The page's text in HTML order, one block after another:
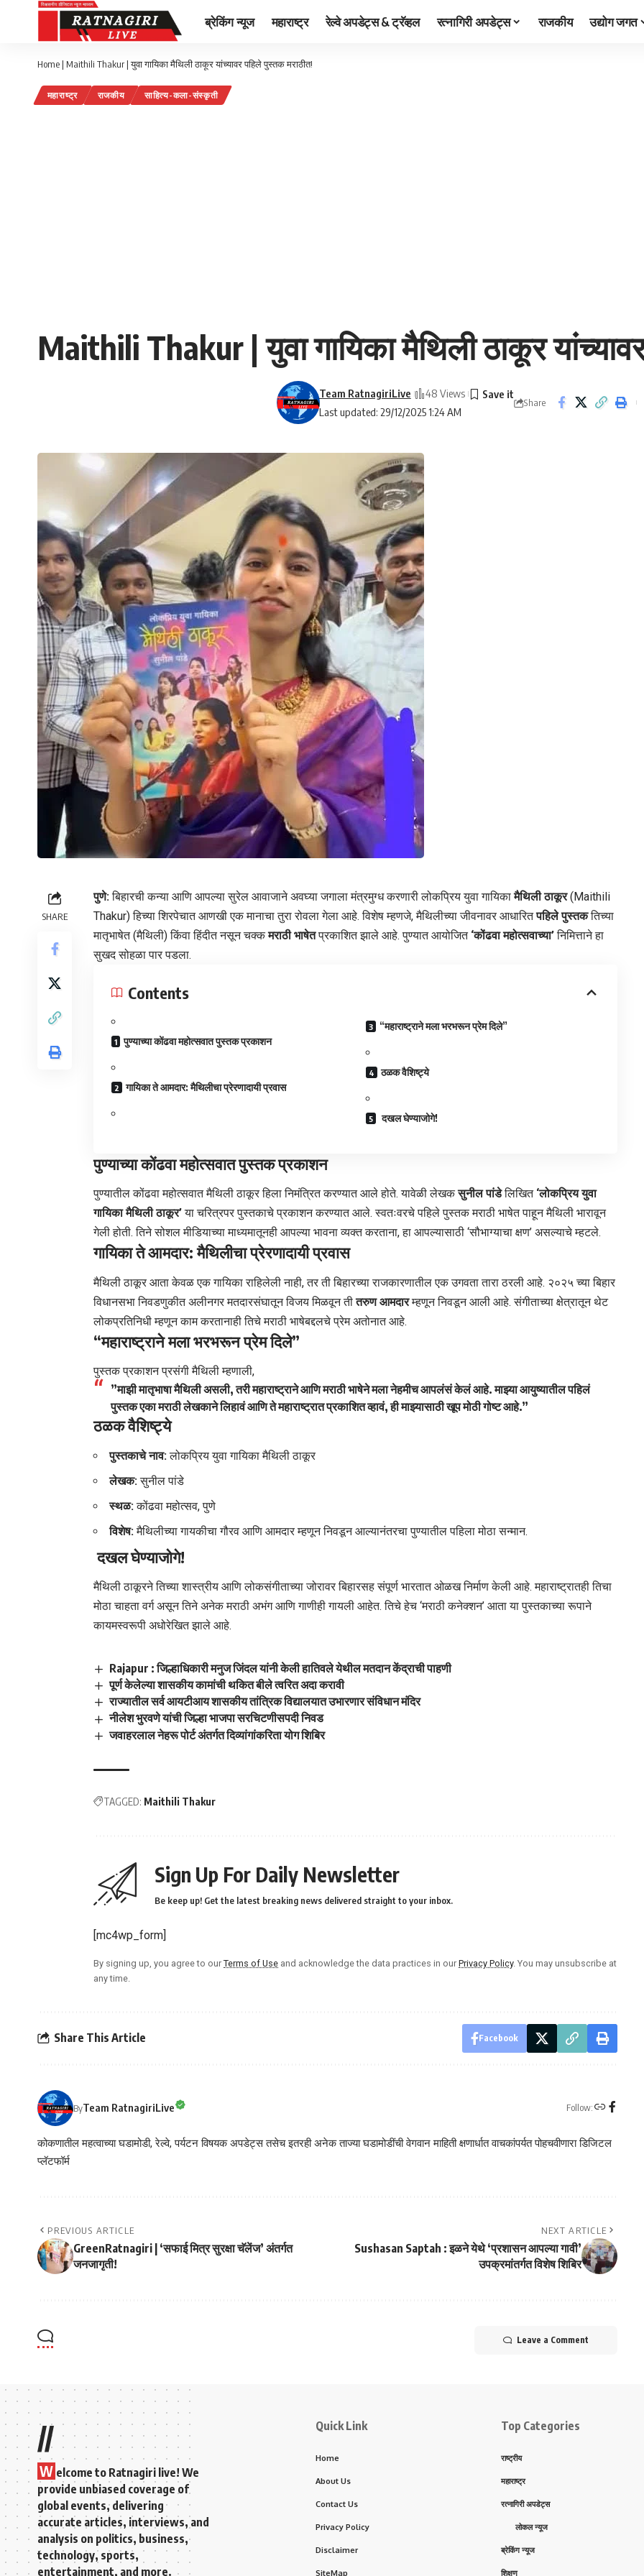
ब्रेकिंग न्यूज महाराष्ट्र रेल्वे अपडेट्स & ट्रॅव्हल रत्नागिरी अपडेट्स राजकीय उद्योग जगत
Home | Maithili Thakur | युवा गायिका मैथिली ठाकूर यांच्यावर पहिले पुस्तक मराठीत!
महाराष्ट्र राजकीय साहित्य-कला-संस्कृती
Maithili Thakur | युवा गायिका मैथिली ठाकूर
Last updated: 29/12/2025 1:24 AM
Team RatnagiriLive 48 Views
Share
SHARE
पुणे:बिहारची कन्या आणि आपल्या सुरेल आवाजाने अवघ्या जगाला मंत्रमुग्ध करणारी लोकप्रिय युवा गायिकामैथिली ठाकूर(Maithili
Thakur) हिच्या शिरपेचात आणखी एक मानाचा तुरा रोवला गेला आहे. विशेष म्हणजे, मैथिलीच्या जीवनावर आधारितपहिले पुस्तकतिच्या
मातृभाषेत (मैथिली) किंवा हिंदीत नसून चक्कमराठी भाषेतप्रकाशित झाले आहे. पुण्यात आयोजित ‘कोंढवा महोत्सवाच्या’निमित्ताने हा
सुखद सोहळा पार पडला.
Contents
​पुण्याच्या कोंढवा महोत्सवात पुस्तक प्रकाशन
​गायिका ते आमदार: मैथिलीचा प्रेरणादायी प्रवास
​“महाराष्ट्राने मला भरभरून प्रेम दिले”
ठळक वैशिष्ट्ये
​ दखल घेण्याजोगे!
पुण्याच्या कोंढवा महोत्सवात पुस्तक प्रकाशन
​पुण्यातील कोंढवा महोत्सवात मैथिली ठाकूर हिला निमंत्रित करण्यात आले होते. यावेळी लेखकसुनील पांडेलिखित ‘लोकप्रिय युवा
गायिका मैथिली ठाकूर’या चरित्रपर पुस्तकाचे प्रकाशन करण्यात आले. स्वतःवरचे पहिले पुस्तक मराठी भाषेत पाहून मैथिली भारावून
गेली होती. तिने सोशल मीडियाच्या माध्यमातूनही आपल्या भावना व्यक्त करताना, हा आपल्यासाठी ‘सौभाग्याचा क्षण’ असल्याचे म्हटले.
गायिका ते आमदार: मैथिलीचा प्रेरणादायी प्रवास
​मैथिली ठाकूर आता केवळ एक गायिका राहिलेली नाही, तर ती बिहारच्या राजकारणातील एक उगवता तारा ठरली आहे. २०२५ च्या बिहार
विधानसभा निवडणुकीत अलीनगर मतदारसंघातून विजय मिळवून तीतरुण आमदारम्हणून निवडून आली आहे. संगीताच्या क्षेत्रातून थेट
लोकप्रतिनिधी म्हणून काम करतानाही तिचे मराठी भाषेबद्दलचे प्रेम अतोनात आहे.
“महाराष्ट्राने मला भरभरून प्रेम दिले”
​पुस्तक प्रकाशन प्रसंगी मैथिली म्हणाली,
​”माझी मातृभाषा मैथिली असली, तरी महाराष्ट्राने आणि मराठी भाषेने मला नेहमीच आपलंसं केलं आहे. माझ्या आयुष्यातील पहिलं
पुस्तक एका मराठी लेखकाने लिहावं आणि ते महाराष्ट्रात प्रकाशित व्हावं, ही माझ्यासाठी खूप मोठी गोष्ट आहे.”
ठळक वैशिष्ट्ये
पुस्तकाचे नाव:लोकप्रिय युवा गायिका मैथिली ठाकूर
लेखक:सुनील पांडे
स्थळ:कोंढवा महोत्सव, पुणे
विशेष:मैथिलीच्या गायकीचा गौरव आणि आमदार म्हणून निवडून आल्यानंतरचा पुण्यातील पहिला मोठा सन्मान.
​ दखल घेण्याजोगे!
​मैथिली ठाकूरने तिच्या शास्त्रीय आणि लोकसंगीताच्या जोरावर बिहारसह संपूर्ण भारतात ओळख निर्माण केली आहे. महाराष्ट्रातही तिचा
मोठा चाहता वर्ग असून तिने अनेक मराठी अभंग आणि गाणीही गायली आहेत. तिचे हेच ‘मराठी कनेक्शन’ आता या पुस्तकाच्या रूपाने
कायमस्वरूपी अधोरेखित झाले आहे.
Rajapur : जिल्हाधिकारी मनुज जिंदल यांनी केली हातिवले येथील मतदान केंद्राची पाहणी
पूर्ण केलेल्या शासकीय कामांची थकित बीले त्वरित अदा करावी
राज्यातील सर्व आयटीआय शासकीय तांत्रिक विद्यालयात उभारणार संविधान मंदिर
नीलेश भुरवणे यांची जिल्हा भाजपा सरचिटणीसपदी निवड
जवाहरलाल नेहरू पोर्ट अंतर्गत दिव्यांगांकरिता योग शिबिर
TAGGED: Maithili Thakur
Sign Up For Daily Newsletter
Be keep up! Get the latest breaking news delivered straight to your inbox.
[mc4wp_form]
By signing up, you agree to our Terms of Use and acknowledge the data practices in our Privacy Policy. You may unsubscribe at
any time.
Share This Article Facebook
ByTeam RatnagiriLive Follow:
कोकणातील महत्वाच्या घडामोडी, रेल्वे, पर्यटन विषयक अपडेट्स तसेच इतरही अनेक ताज्या घडामोडींची वेगवान माहिती क्षणार्धात वाचकांपर्यत पोहचवीणारा डिजिटल
प्लॅटफॉर्म
PREVIOUS ARTICLE
GreenRatnagiri | ‘सफाई मित्र सुरक्षा चॅलेंज’ अंतर्गत
जनजागृती!
NEXT ARTICLE
Sushasan Saptah : इळने येथे ‘प्रशासन आपल्या गावी’
उपक्रमांतर्गत विशेष शिबिर
Leave a Comment
//
W elcome to Ratnagiri live! We
provide unbiased coverage of
global events, delivering
accurate articles, interviews, and
analysis on politics, business,
technology, sports,
entertainment, and more.
Quick Link
Home
About Us
Contact Us
Privacy Policy
Disclaimer
SiteMap
Top Categories
राष्ट्रीय
महाराष्ट्र
रत्नागिरी अपडेट्स
लोकल न्यूज
ब्रेकिंग न्यूज
शिक्षण